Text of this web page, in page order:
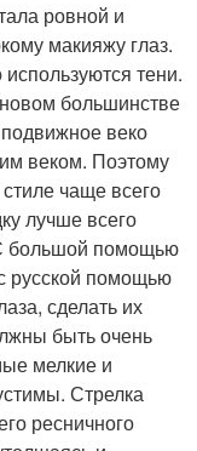
ровной и
макияжу глаз.
тени.
большинстве
веко
веком. Поэтому
чаще всего
лучше всего
большой помощью
русской помощью
сделать их
быть очень
мелкие и
Стрелка
ресничного